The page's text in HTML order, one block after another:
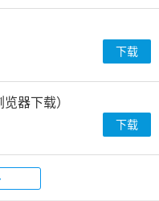
下载
器下载）
下载